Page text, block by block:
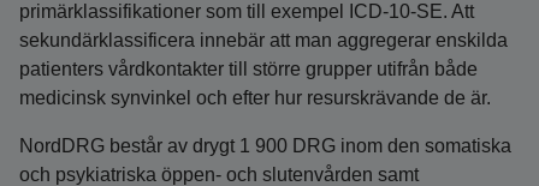
primärklassifikationer som till exempel ICD-10-SE. Att
sekundärklassificera innebär att man aggregerar enskilda
patienters vårdkontakter till större grupper utifrån både
medicinsk synvinkel och efter hur resurskrävande de är.
NordDRG består av drygt 1 900 DRG inom den somatiska
och psykiatriska öppen- och slutenvården samt